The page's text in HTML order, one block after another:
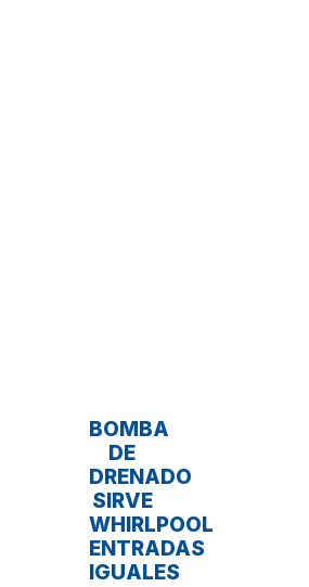
BOMBA
DE
DRENADO
SIRVE
WHIRLPOOL
ENTRADAS
IGUALES